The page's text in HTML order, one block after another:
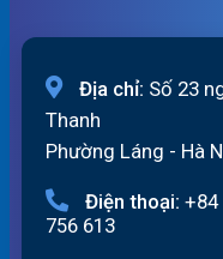
Địa chỉ: Số 23
Thanh
Phường Láng - Hà
Điện thoại: +84
756 613